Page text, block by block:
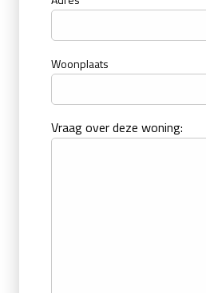
Woonplaats
Vraag over deze woning: